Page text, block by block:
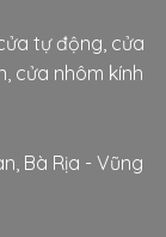
tự động, cửa
cửa nhôm kính
Bà Rịa - Vũng